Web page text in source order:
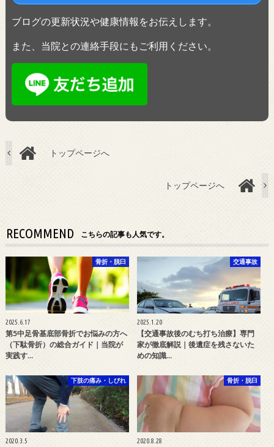
ブログの更新状況や健康情報をお伝えします。
また、当院との連絡手段にもご利用ください。
トップページへ
トップページへ
RECOMMEND こちらの記事も人気です。
骨折・脱臼
2025.6.17
第5中足骨基底部骨折でお悩みの方へ
（下駄骨折）の総合ガイド｜当院が
実践す…
交通事故
2025.1.20
【交通事故後のむち打ち治療】専門
家が徹底解説｜後遺症を残さないた
めの知識…
下肢の痛み・しびれ
2020.3.5
骨折・脱臼
2020.8.28